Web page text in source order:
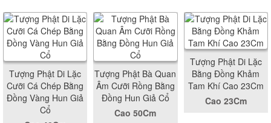
Tượng Phật Di Lặc
Cưỡi Cá Chép Bằng
Đồng Vàng Hun Giả
Cổ
Tượng Phật Bà Quan
Âm Cưỡi Rồng Bằng
Đồng Hun Giả Cổ
Cao 50Cm
Tượng Phật Di Lặc
Bằng Đồng Khảm
Tam Khí Cao 23Cm
Cao 23Cm